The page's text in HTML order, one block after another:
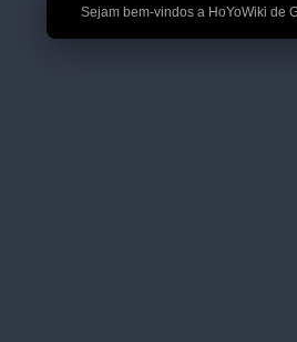
🎉 Sejam bem-vindos a HoYoWiki de